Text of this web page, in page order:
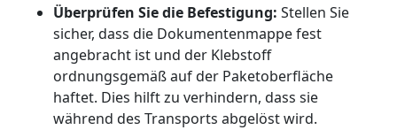
Überprüfen Sie die Befestigung: Stellen Sie
sicher, dass die Dokumentenmappe fest
angebracht ist und der Klebstoff
ordnungsgemäß auf der Paketoberfläche
haftet. Dies hilft zu verhindern, dass sie
während des Transports abgelöst wird.